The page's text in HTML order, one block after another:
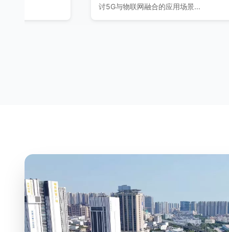
讨5G与物联网融合的应用场景...